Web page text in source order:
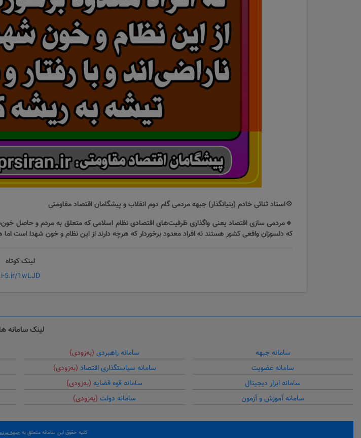
💠استاد ثنائی خادم (بنیانگذار) جبهه مردمی گام دوم انقلاب و پیشگامان اقتصاد مقاومتی
که‌ دلسوزان واقعی کشور هستند نه افراد معدود برخوردار که هرچه دارند از این نظام و خون شهدا است
لینک کوتاه
i-5.ir/1wLJD
لینک سامانه
سامانه جبهه
سامانه عضویت
سامانه ابزار دیجیتال
سامانه آموزش و آزمون
سامانه راهبردی (به‌زودی)
سامانه سیاستگذاری اقتصاد (به‌زودی)
سامانه قوه قضایه (به‌زودی)
سامانه دولت (به‌زودی)
کلیه حقوق این سامانه متعلق به جبهه